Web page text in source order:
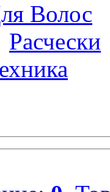
Волос
Расчески